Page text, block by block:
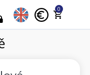
0